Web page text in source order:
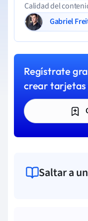
Calidad del
Gabriel
Regístrate
crear tarjetas
Saltar a